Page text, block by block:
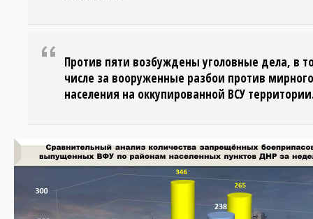
Против пяти возбуждены уголовные дела, в
числе за вооруженные разбои против мирного
населения на оккупированной ВСУ